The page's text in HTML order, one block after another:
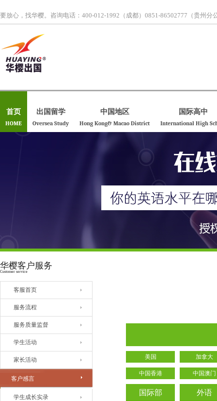
要放心，找华樱。 咨询电话：400-012-1992（成都）0851-86502777（贵州分
首页
HOME
出国留学
Oversea Study
中国地区
Hong Kong& Macao District
国际高中
International High
华樱客户服务
Customer service
客服首页
服务流程
服务质量监督
学生活动
家长活动
客户感言
学生成长实录
美国 加拿大
中国香港 中国澳门
国际部 外语